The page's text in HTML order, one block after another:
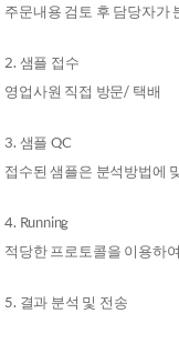
주문내용 검토 후 담당자가
2. 샘플 접수
영업사원 직접 방문/ 택배
3. 샘플 QC
접수된 샘플은 분석방법에
4. Running
적당한 프로토콜을 이용하
5. 결과 분석 및 전송